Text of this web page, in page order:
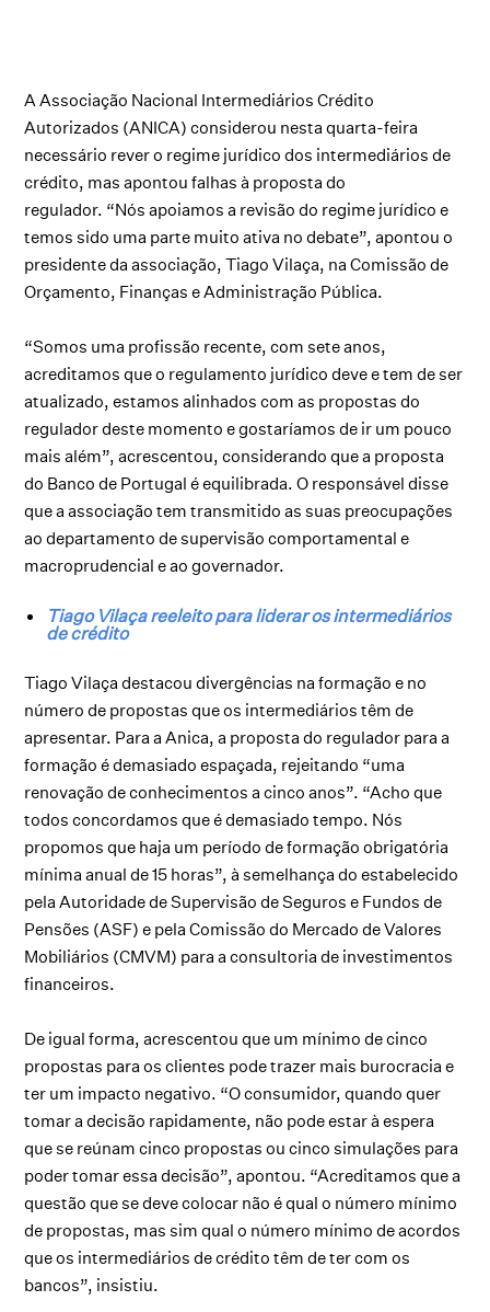
A Associação Nacional Intermediários Crédito
Autorizados (ANICA) considerou nesta quarta-feira
necessário rever o regime jurídico dos intermediários de
crédito, mas apontou falhas à proposta do
regulador. “Nós apoiamos a revisão do regime jurídico e
temos sido uma parte muito ativa no debate”, apontou o
presidente da associação, Tiago Vilaça, na Comissão de
Orçamento, Finanças e Administração Pública.
“Somos uma profissão recente, com sete anos,
acreditamos que o regulamento jurídico deve e tem de ser
atualizado, estamos alinhados com as propostas do
regulador deste momento e gostaríamos de ir um pouco
mais além”, acrescentou, considerando que a proposta
do Banco de Portugal é equilibrada. O responsável disse
que a associação tem transmitido as suas preocupações
ao departamento de supervisão comportamental e
macroprudencial e ao governador.
Tiago Vilaça reeleito para liderar os intermediários
de crédito
Tiago Vilaça destacou divergências na formação e no
número de propostas que os intermediários têm de
apresentar. Para a Anica, a proposta do regulador para a
formação é demasiado espaçada, rejeitando “uma
renovação de conhecimentos a cinco anos”. “Acho que
todos concordamos que é demasiado tempo. Nós
propomos que haja um período de formação obrigatória
mínima anual de 15 horas”, à semelhança do estabelecido
pela Autoridade de Supervisão de Seguros e Fundos de
Pensões (ASF) e pela Comissão do Mercado de Valores
Mobiliários (CMVM) para a consultoria de investimentos
financeiros.
De igual forma, acrescentou que um mínimo de cinco
propostas para os clientes pode trazer mais burocracia e
ter um impacto negativo. “O consumidor, quando quer
tomar a decisão rapidamente, não pode estar à espera
que se reúnam cinco propostas ou cinco simulações para
poder tomar essa decisão”, apontou. “Acreditamos que a
questão que se deve colocar não é qual o número mínimo
de propostas, mas sim qual o número mínimo de acordos
que os intermediários de crédito têm de ter com os
bancos”, insistiu.